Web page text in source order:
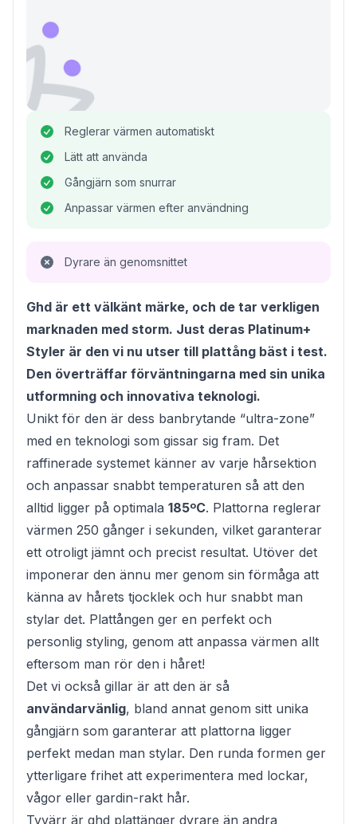
Reglerar värmen automatiskt
Lätt att använda
Gångjärn som snurrar
Anpassar värmen efter användning
Dyrare än genomsnittet
Ghd är ett välkänt märke, och de tar verkligen
marknaden med storm. Just deras Platinum+
Styler är den vi nu utser till plattång bäst i test.
Den överträffar förväntningarna med sin unika
utformning och innovativa teknologi.
Unikt för den är dess banbrytande “ultra-zone”
med en teknologi som gissar sig fram. Det
raffinerade systemet känner av varje hårsektion
och anpassar snabbt temperaturen så att den
alltid ligger på optimala 185ºC. Plattorna reglerar
värmen 250 gånger i sekunden, vilket garanterar
ett otroligt jämnt och precist resultat. Utöver det
imponerar den ännu mer genom sin förmåga att
känna av hårets tjocklek och hur snabbt man
stylar det. Plattången ger en perfekt och
personlig styling, genom att anpassa värmen allt
eftersom man rör den i håret!
Det vi också gillar är att den är så
användarvänlig, bland annat genom sitt unika
gångjärn som garanterar att plattorna ligger
perfekt medan man stylar. Den runda formen ger
ytterligare frihet att experimentera med lockar,
vågor eller gardin-rakt hår.
Tyvärr är ghd plattänger dyrare än andra